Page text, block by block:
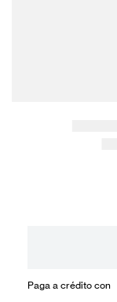
Paga a crédito con